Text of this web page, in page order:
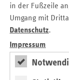
in der Fußzeile
Umgang mit
Datenschutz.
Impressum
profitieren.
und Pflege hat
2025 analysiert,
Wichtiger seien